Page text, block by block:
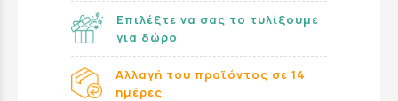
Επιλέξτε να σας το τυλίξουμε
για δώρο
Αλλαγή του προϊόντος σε 14
ημέρες